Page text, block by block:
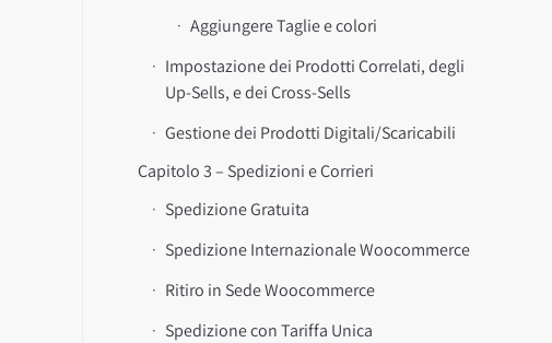
Aggiungere Taglie e colori
Impostazione dei Prodotti Correlati, degli
Up-Sells, e dei Cross-Sells
Gestione dei Prodotti Digitali/Scaricabili
Capitolo 3 – Spedizioni e Corrieri
Spedizione Gratuita
Spedizione Internazionale Woocommerce
Ritiro in Sede Woocommerce
Spedizione con Tariffa Unica